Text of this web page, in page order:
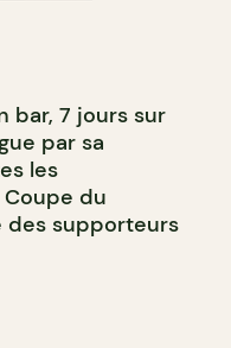
bar, 7 jours sur
par sa
les
du
des supporteurs